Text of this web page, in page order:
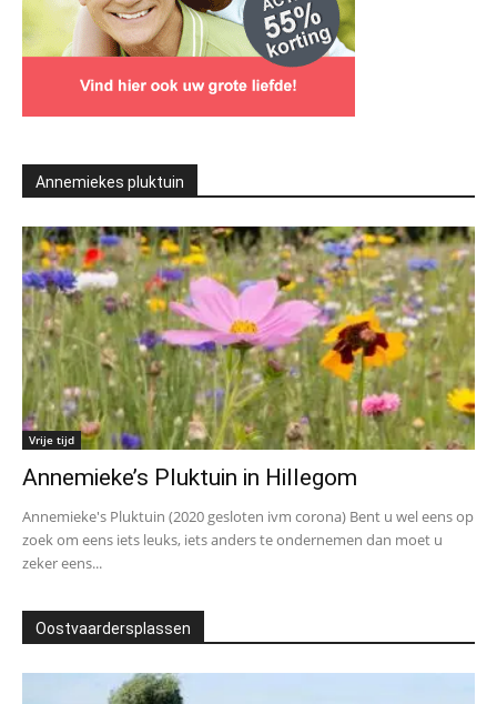
Annemiekes pluktuin
Vrije tijd
Annemieke’s Pluktuin in Hillegom
Annemieke's Pluktuin (2020 gesloten ivm corona) Bent u wel eens op
zoek om eens iets leuks, iets anders te ondernemen dan moet u
zeker eens...
Oostvaardersplassen